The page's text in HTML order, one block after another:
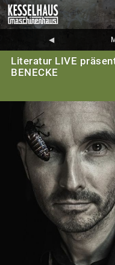
◀︎
Literatur LIVE
BENECKE